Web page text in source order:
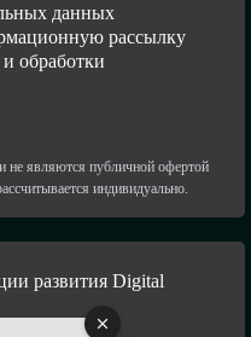
данных
рассылку
обработки
не являются публичной офертой
индивидуально.
развития Digital